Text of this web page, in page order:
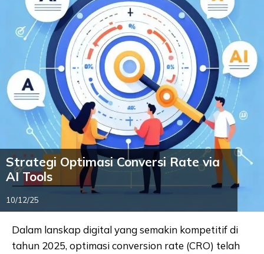
Strategi Optimasi Conversi Rate via
AI Tools
10/12/25
Dalam lanskap digital yang semakin kompetitif di
tahun 2025, optimasi conversion rate (CRO) telah